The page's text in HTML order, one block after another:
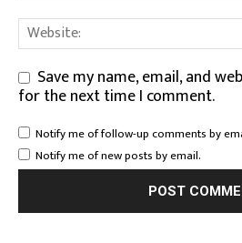
Save my name, email, and
for the next time I comment.
Notify me of follow-up comments by
Notify me of new posts by email.